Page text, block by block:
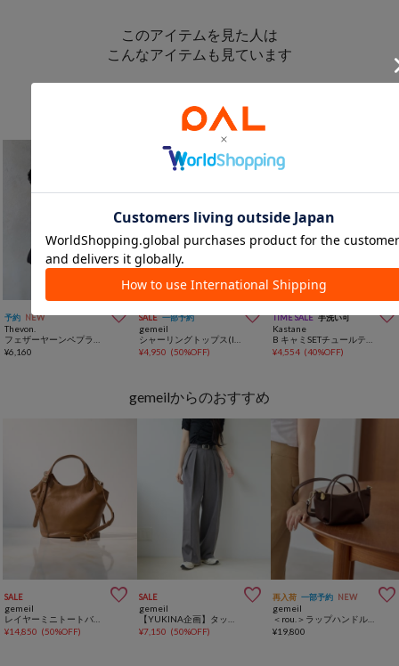
このアイテムを見た人は
こんなアイテムも見ています
トップスからのおすすめ
予約 NEW 
Thevon.
¥6,160
SALE 一部予約 
gemeil
¥4,950 (50%OFF)
TIME SALE 手洗い可 
Kastane
¥4,554 (40%OFF)
gemeilからのおすすめ
SALE 
gemeil
¥14,850 (50%OFF)
SALE 
gemeil
¥7,150 (50%OFF)
再入荷 一部予約 NEW 
gemeil
¥19,800